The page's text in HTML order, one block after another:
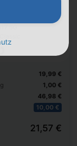
19,99 €
1,00 €
46,98 €
10,00 €
21,57 €